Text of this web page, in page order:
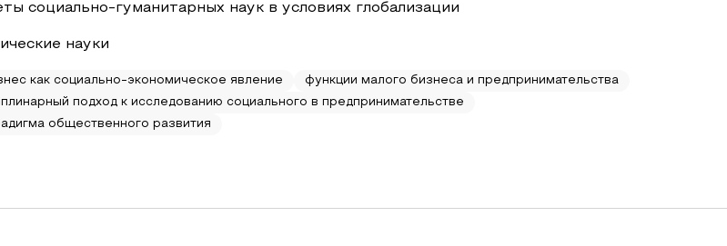
социально-гуманитарных наук в условиях глобализации
науки
как социально-экономическое явление
функции малого бизнеса и предпринимательства
подход к исследованию социального в предпринимательстве
общественного развития